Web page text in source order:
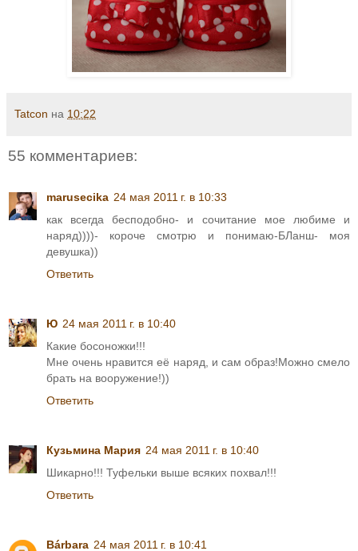
Tatcon на 10:22
55 комментариев:
marusecika 24 мая 2011 г. в 10:33
как всегда бесподобно- и сочитание мое любиме и
наряд))))- короче смотрю и понимаю-БЛанш- моя
девушка))
Ответить
Ю 24 мая 2011 г. в 10:40
Какие босоножки!!!
Мне очень нравится её наряд, и сам образ!Можно смело
брать на вооружение!))
Ответить
Кузьмина Мария 24 мая 2011 г. в 10:40
Шикарно!!! Туфельки выше всяких похвал!!!
Ответить
Bárbara 24 мая 2011 г. в 10:41